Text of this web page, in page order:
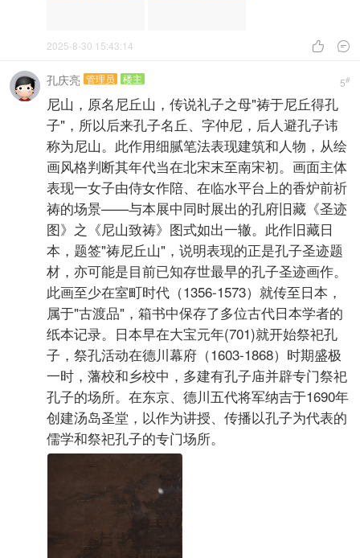
 
2025-8-30 15:43:14
5#
孔庆亮 管理员 楼主
尼山，原名尼丘山，传说礼子之母"祷于尼丘得孔
子"，所以后来孔子名丘、字仲尼，后人避孔子讳
称为尼山。此作用细腻笔法表现建筑和人物，从绘
画风格判断其年代当在北宋末至南宋初。画面主体
表现一女子由侍女作陪、在临水平台上的香炉前祈
祷的场景——与本展中同时展出的孔府旧藏《圣迹
图》之《尼山致祷》图式如出一辙。此作旧藏日
本，题签"祷尼丘山"，说明表现的正是孔子圣迹题
材，亦可能是目前已知存世最早的孔子圣迹画作。
此画至少在室町时代（1356-1573）就传至日本，
属于"古渡品"，箱书中保存了多位古代日本学者的
纸本记录。日本早在大宝元年(701)就开始祭祀孔
子，祭孔活动在德川幕府（1603-1868）时期盛极
一时，藩校和乡校中，多建有孔子庙并辟专门祭祀
孔子的场所。在东京、德川五代将军纳吉于1690年
创建汤岛圣堂，以作为讲授、传播以孔子为代表的
儒学和祭祀孔子的专门场所。